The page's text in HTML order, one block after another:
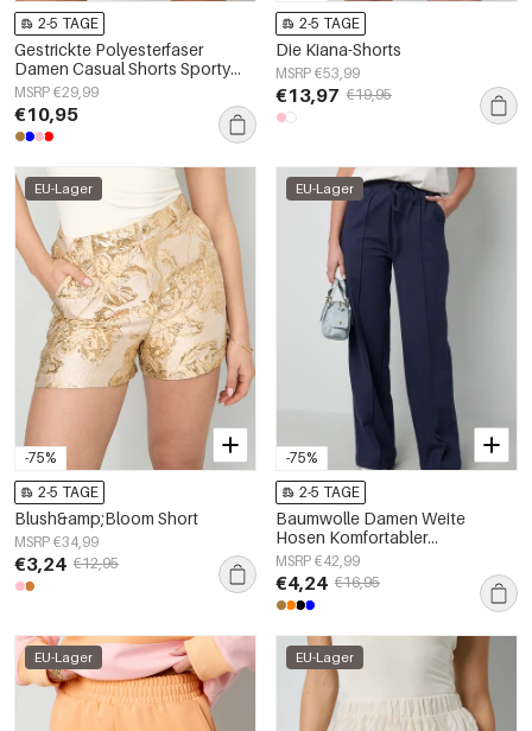
2-5 TAGE
Gestrickte Polyesterfaser
Damen Casual Shorts Sporty
Einfarbig
MSRP €29,99
€10,95
2-5 TAGE
Die Kiana-Shorts
MSRP €53,99
€13,97 €19,95
-75%
EU-Lager
2-5 TAGE
Blush&amp;Bloom Short
MSRP €34,99
€3,24 €12,95
-75%
EU-Lager
2-5 TAGE
Baumwolle Damen Weite
Hosen Komfortabler
Zugbandbund
MSRP €42,99
€4,24 €16,95
EU-Lager EU-Lager